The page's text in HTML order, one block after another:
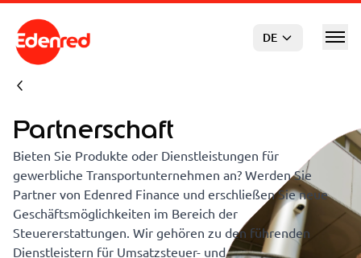
Zum Hauptinhalt springen
DE
Partnerschaft
Bieten Sie Produkte oder Dienstleistungen für
gewerbliche Transportunternehmen an? Werden Sie
Partner von Edenred Finance und erschließen Sie neue
Geschäftsmöglichkeiten im Bereich der
Steuererstattungen. Wir gehören zu den führenden
Dienstleistern für Umsatzsteuer- und